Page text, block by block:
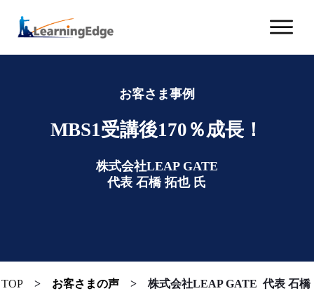
お客さま事例
MBS1受講後170％成長！
株式会社LEAP GATE
代表 石橋 拓也 氏
TOP > お客さまの声 > 株式会社LEAP GATE 代表 石橋